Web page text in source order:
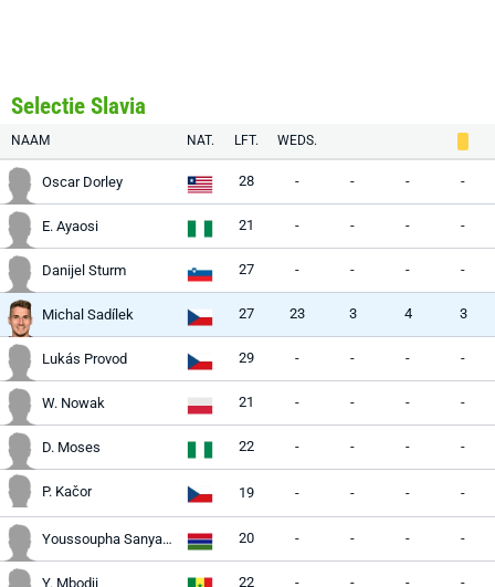
Selectie Slavia
NAAM NAT. LFT. WEDS.
Oscar Dorley 28 - - - -
E. Ayaosi 21 - - - -
Danijel Sturm 27 - - - -
Michal Sadílek 27 23 3 4 3
Lukás Provod 29 - - - -
W. Nowak 21 - - - -
D. Moses 22 - - - -
P. Kačor 19 - - - -
Youssoupha Sanyang 20 - - - -
Y. Mbodji 22 - - - -